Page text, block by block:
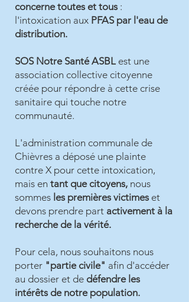
concerne toutes et tous :
l'intoxication aux PFAS par l'eau de
distribution.
SOS Notre Santé ASBL est une
association collective citoyenne
créée pour répondre à cette crise
sanitaire qui touche notre
communauté.
L'administration communale de
Chièvres a déposé une plainte
contre X pour cette intoxication,
mais en tant que citoyens, nous
sommes les premières victimes et
devons prendre part activement à la
recherche de la vérité.
Pour cela, nous souhaitons nous
porter "partie civile" afin d'accéder
au dossier et de défendre les
intérêts de notre population.